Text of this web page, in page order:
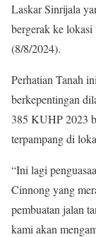
Laskar Sinrijala
bergerak ke lokasi
(8/8/2024).
Perhatian Tanah
berkepentingan
385 KUHP 2023
terpampang di
“Ini lagi
Cinnong yang
pembuatan jalan
kami akan